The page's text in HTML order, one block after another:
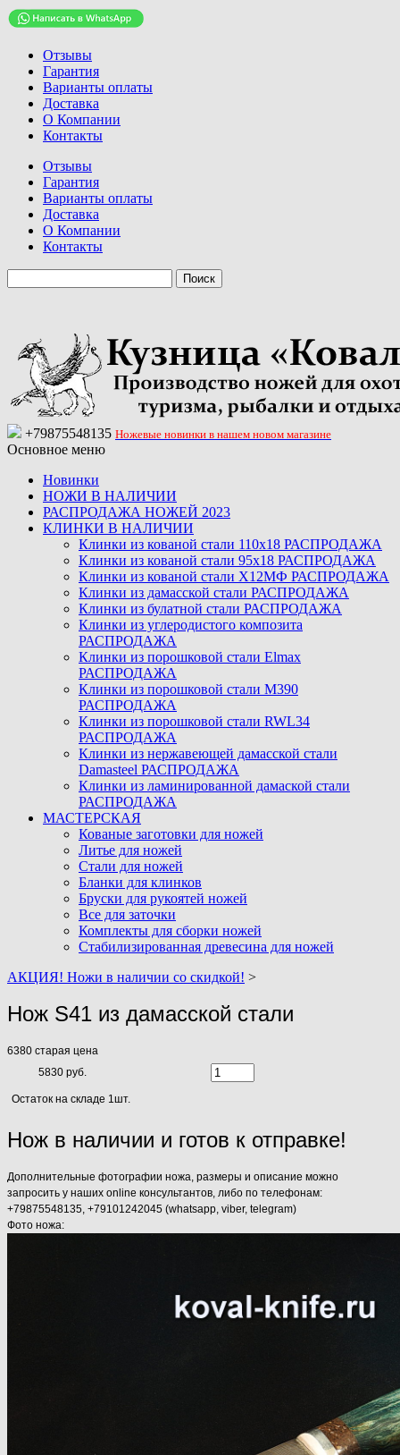
Отзывы
Гарантия
Варианты оплаты
Доставка
О Компании
Контакты
Отзывы
Гарантия
Варианты оплаты
Доставка
О Компании
Контакты
+79875548135 Ножевые новинки в нашем новом магазине
Основное меню
Новинки
НОЖИ В НАЛИЧИИ
РАСПРОДАЖА НОЖЕЙ 2023
КЛИНКИ В НАЛИЧИИ
Клинки из кованой стали 110х18 РАСПРОДАЖА
Клинки из кованой стали 95х18 РАСПРОДАЖА
Клинки из кованой стали Х12МФ РАСПРОДАЖА
Клинки из дамасской стали РАСПРОДАЖА
Клинки из булатной стали РАСПРОДАЖА
Клинки из углеродистого композита
РАСПРОДАЖА
Клинки из порошковой стали Elmax
РАСПРОДАЖА
Клинки из порошковой стали M390
РАСПРОДАЖА
Клинки из порошковой стали RWL34
РАСПРОДАЖА
Клинки из нержавеющей дамасской стали
Damasteel РАСПРОДАЖА
Клинки из ламинированной дамаской стали
РАСПРОДАЖА
МАСТЕРСКАЯ
Кованые заготовки для ножей
Литье для ножей
Стали для ножей
Бланки для клинков
Бруски для рукоятей ножей
Все для заточки
Комплекты для сборки ножей
Стабилизированная древесина для ножей
АКЦИЯ! Ножи в наличии со скидкой! >
Нож S41 из дамасской стали
6380 старая цена
5830 руб.
Остаток на складе 1шт.
Нож в наличии и готов к отправке!
Дополнительные фотографии ножа, размеры и описание можно
запросить у наших online консультантов, либо по телефонам:
+79875548135, +79101242045 (whatsapp, viber, telegram)
Фото ножа: